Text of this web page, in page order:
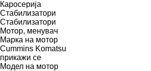
Каросерија
Стабилизатори
Стабилизатори
Мотор, менувач
Марка на мотор
Cummins Komatsu
прикажи се
Модел на мотор